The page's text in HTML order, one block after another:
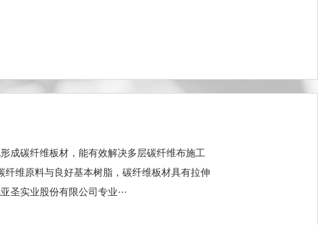
碳纤维板材，能有效解决多层碳纤维布施工
维原料与良好基本树脂，碳纤维板材具有拉伸
实业股份有限公司专业···